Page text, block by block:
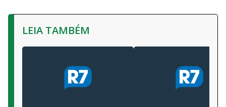
LEIA TAMBÉM